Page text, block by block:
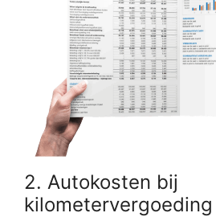
2. Autokosten bij
kilometervergoeding